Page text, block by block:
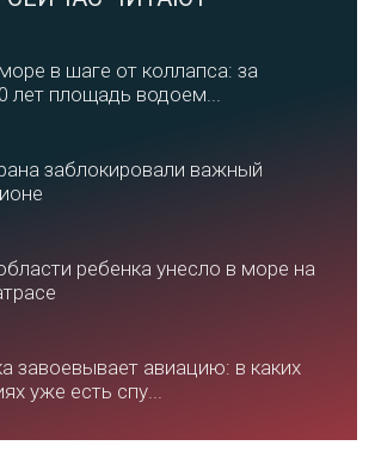
в шаге от коллапса: за
лет площадь водоем...
заблокировали важный
ребенка унесло в море на
завоевывает авиацию: в каких
уже есть спу...